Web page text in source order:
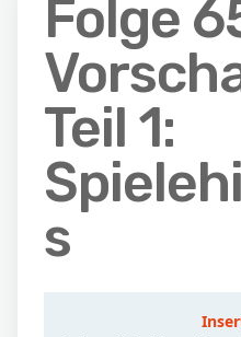
Folge
Teil 1:
s